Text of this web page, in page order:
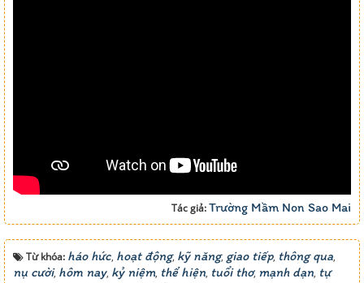
Tác giả:Trường Mầm Non Sao Mai
Từ khóa: háo hức, hoạt động, kỹ năng, giao tiếp, thông qua,
nụ cười, hôm nay, kỷ niệm, thể hiện, tuổi thơ, mạnh dạn, tự